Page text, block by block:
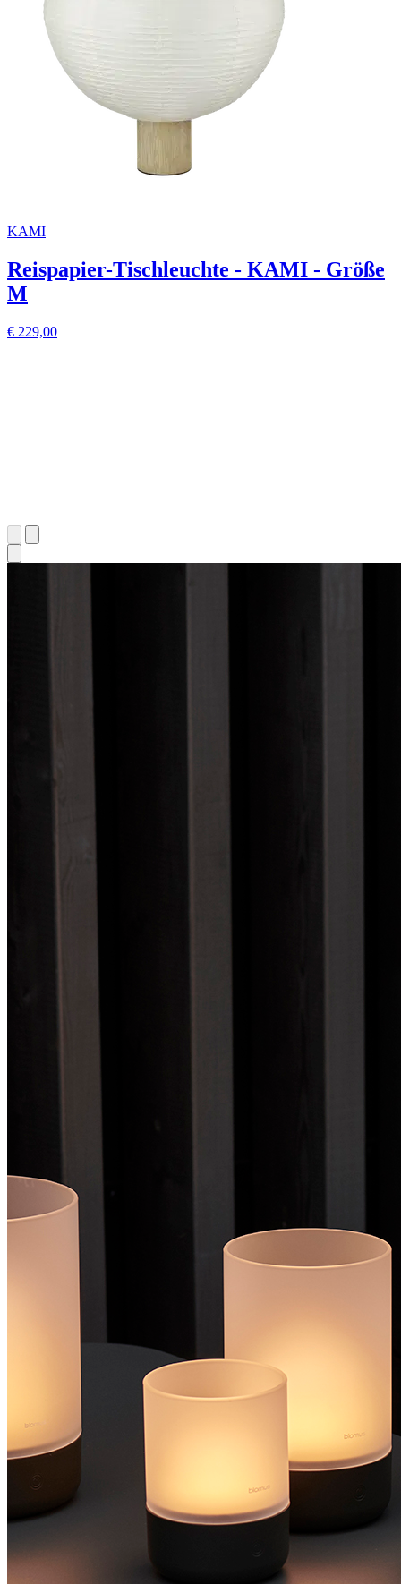
KAMI
Reispapier-Tischleuchte - KAMI - Größe
M
€ 229,00